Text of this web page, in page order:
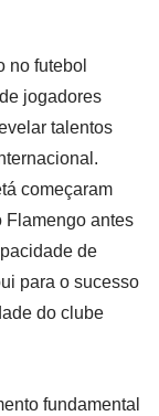
no futebol
jogadores
talentos
começaram
Flamengo antes
de
para o sucesso
do clube
fundamental